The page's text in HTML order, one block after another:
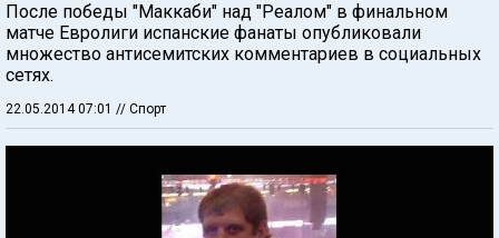
После победы "Маккаби" над "Реалом" в финальном
матче Евролиги испанские фанаты опубликовали
множество антисемитских комментариев в социальных
сетях.
22.05.2014 07:01 // Спорт